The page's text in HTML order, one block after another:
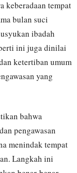
keberadaan tempat
bulan suci
ibadah
ini juga dinilai
ketertiban umum
yang
bahwa
pengawasan
menindak tempat
Langkah ini